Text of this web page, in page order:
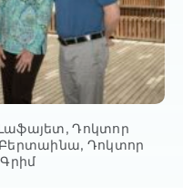
Դոկտոր
Դոկտոր